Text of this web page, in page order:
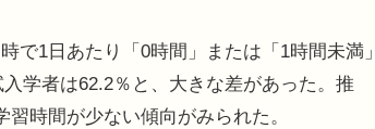
1日あたり「0時間」または「1時間未満」
学者は62.2％と、大きな差があった。推
時間が少ない傾向がみられた。